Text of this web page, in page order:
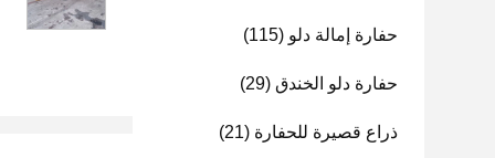
حفارة إمالة دلو (115)
حفارة دلو الخندق (29)
ذراع قصيرة للحفارة (21)